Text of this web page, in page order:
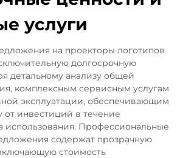
услуги
на проекторы логотипов
долгосрочную
детальному анализу общей
комплексным сервисным услугам
эксплуатации, обеспечивающим
инвестиций в течение
использования. Профессиональные
содержат прозрачную
стоимость